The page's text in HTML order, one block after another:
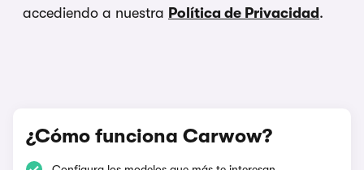
accediendo a nuestra Política de Privacidad .
¿Cómo funciona Carwow?